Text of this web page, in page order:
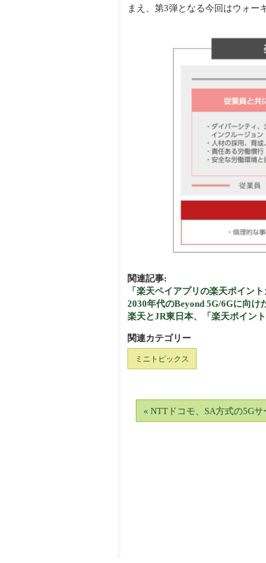
まえ、第3弾となる今回はウォー
関連記事:
「楽天ペイアプリの楽天ポイン
2030年代のBeyond 5G/6Gに向け
楽天とJR東日本、「楽天ポイ
関連カテゴリー
ミニトピックス
« NTTドコモ、SA方式の5G